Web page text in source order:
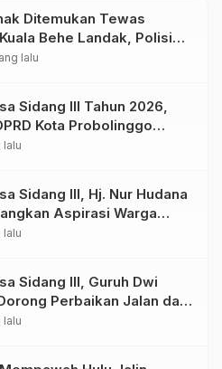
Ditemukan Tewas
Behe Landak, Polisi
lalu
Sidang III Tahun 2026,
Kota Probolinggo
Gerindra Heri Poniman
lalu
Sidang III, Hj. Nur Hudana
Aspirasi Warga
APBD
lalu
Sidang III, Guruh Dwi
Perbaikan Jalan dan
di Kedopok
lalu